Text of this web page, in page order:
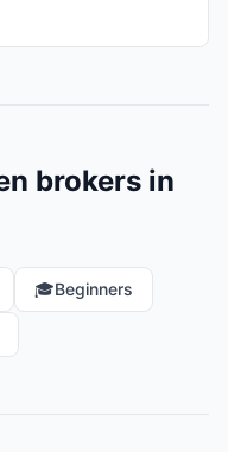
brokers in
🎓Beginners